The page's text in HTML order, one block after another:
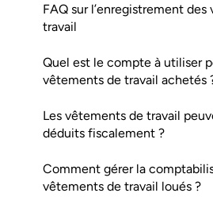
FAQ sur l’enregistrement
travail
Quel est le compte à utiliser
vêtements de travail achetés
Les vêtements de travail
déduits fiscalement ?
Comment gérer la
vêtements de travail loués ?